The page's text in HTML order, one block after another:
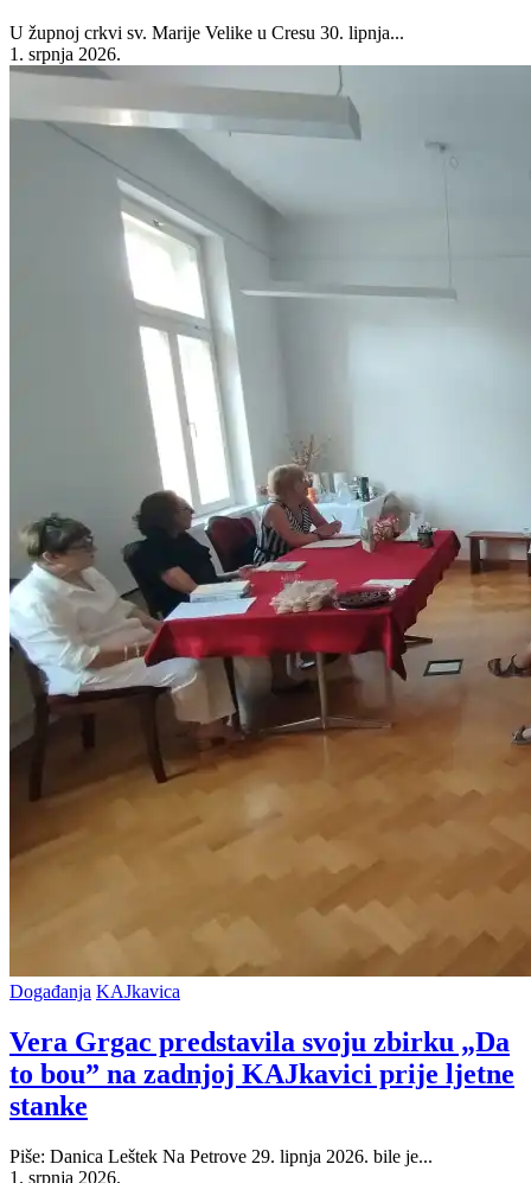
U župnoj crkvi sv. Marije Velike u Cresu 30. lipnja...
1. srpnja 2026.
Posted
Događanja KAJkavica
Vera Grgac predstavila svoju zbirku „Da
to bou” na zadnjoj KAJkavici prije ljetne
stanke
Piše: Danica Leštek Na Petrove 29. lipnja 2026. bile je...
1. srpnja 2026.